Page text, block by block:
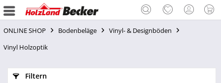
ONLINE SHOP Bodenbeläge
Vinyl- & Designböden
Vinyl Holzoptik
Filtern